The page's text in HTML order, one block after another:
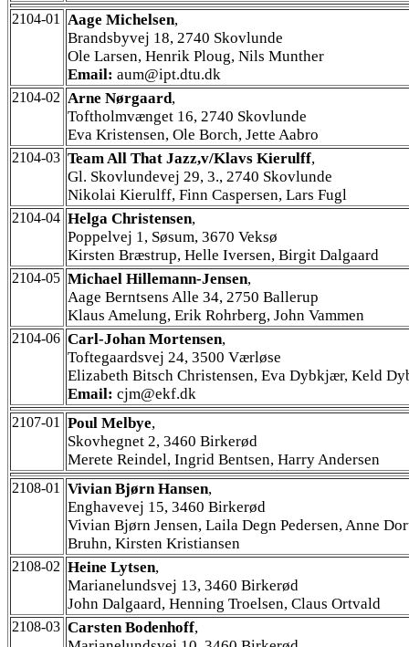
2104-01 Aage Michelsen,
Brandsbyvej 18, 2740 Skovlunde
Ole Larsen, Henrik Ploug, Nils Munther
Email: aum@ipt.dtu.dk
2104-02 Arne Nørgaard,
Toftholmvænget 16, 2740 Skovlunde
Eva Kristensen, Ole Borch, Jette Aabro
2104-03 Team All That Jazz,v/Klavs Kierulff,
Gl. Skovlundevej 29, 3., 2740 Skovlunde
Nikolai Kierulff, Finn Caspersen, Lars Fugl
2104-04 Helga Christensen,
Poppelvej 1, Søsum, 3670 Veksø
Kirsten Bræstrup, Helle Iversen, Birgit Dalgaard
2104-05 Michael Hillemann-Jensen,
Aage Berntsens Alle 34, 2750 Ballerup
Klaus Amelung, Erik Rohrberg, John Vammen
2104-06 Carl-Johan Mortensen,
Toftegaardsvej 24, 3500 Værløse
Elizabeth Bitsch Christensen, Eva Dybkjær, Keld
Email: cjm@ekf.dk
2107-01 Poul Melbye,
Skovhegnet 2, 3460 Birkerød
Merete Reindel, Ingrid Bentsen, Harry Andersen
2108-01 Vivian Bjørn Hansen,
Enghavevej 15, 3460 Birkerød
Vivian Bjørn Jensen, Laila Degn Pedersen, Anne
Bruhn, Kirsten Kristiansen
2108-02 Heine Lytsen,
Marianelundsvej 13, 3460 Birkerød
John Dalgaard, Henning Troelsen, Claus Ortvald
2108-03 Carsten Bodenhoff,